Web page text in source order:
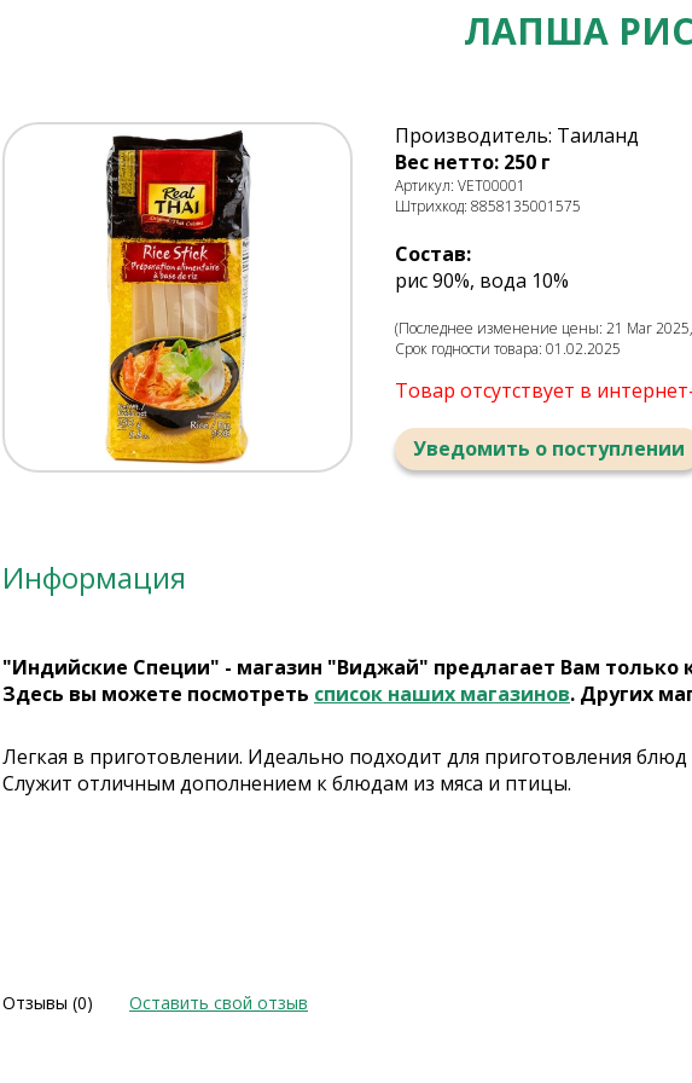
ЛАПША
Производитель: Таиланд
Вес нетто: 250 г
Артикул: VET00001
Штрихкод: 8858135001575
Состав:
рис 90%, вода 10%
(Последнее изменение цены: 21 Mar
Срок годности товара: 01.02.2025
Товар отсутствует в
Уведомить о поступлении
Информация
"Индийские Специи" - магазин "Виджай" предлагает Вам только
Здесь вы можете посмотреть список наших магазинов. Других
Легкая в приготовлении. Идеально подходит для приготовления блюд
Служит отличным дополнением к блюдам из мяса и птицы.
Отзывы (0) Оставить свой отзыв